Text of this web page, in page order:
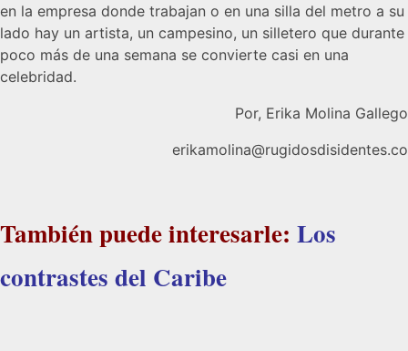
en la empresa donde trabajan o en una silla del metro a su
lado hay un artista, un campesino, un silletero que durante
poco más de una semana se convierte casi en una
celebridad.
Por, Erika Molina Gallego
erikamolina@rugidosdisidentes.co
También puede interesarle: Los
contrastes del Caribe